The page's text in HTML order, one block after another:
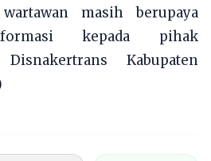
masih berupaya
kepada pihak
Kabupaten